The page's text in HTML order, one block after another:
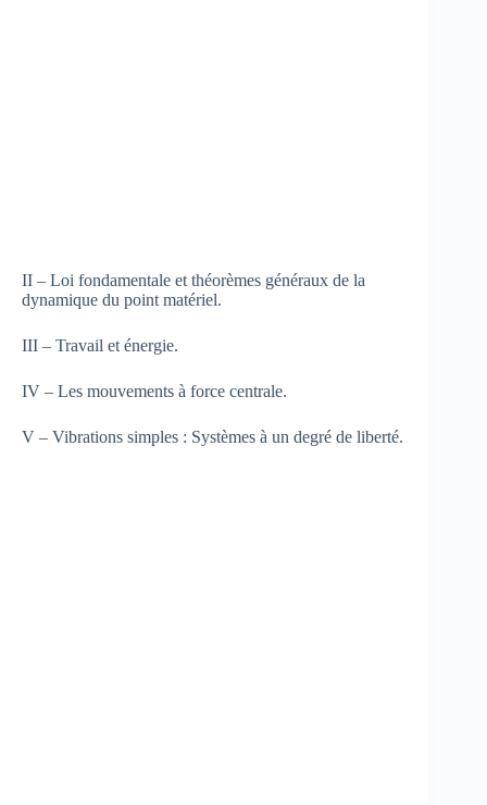
II – Loi fondamentale et théorèmes généraux de la
dynamique du point matériel.
III – Travail et énergie.
IV – Les mouvements à force centrale.
V – Vibrations simples : Systèmes à un degré de liberté.